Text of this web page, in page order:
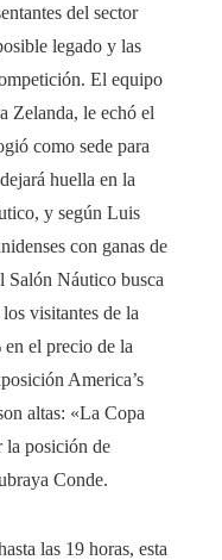
del sector
legado y las
El equipo
Zelanda, le echó el
como sede para
huella en la
y según Luis
con ganas de
Salón Náutico busca
visitantes de la
el precio de la
America’s
altas: «La Copa
la posición de
Conde.
las 19 horas, esta